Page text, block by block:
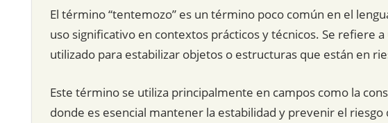
El término “tentemozo” es un término poco común en el
uso significativo en contextos prácticos y técnicos. Se refiere
utilizado para estabilizar objetos o estructuras que están en
Este término se utiliza principalmente en campos como la
donde es esencial mantener la estabilidad y prevenir el